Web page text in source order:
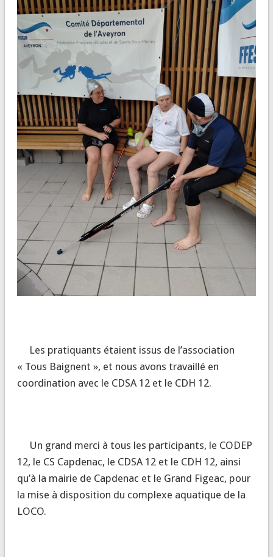
Les pratiquants étaient issus de l’association
« Tous Baignent », et nous avons travaillé en
coordination avec le CDSA 12 et le CDH 12.
Un grand merci à tous les participants, le CODEP
12, le CS Capdenac, le CDSA 12 et le CDH 12, ainsi
qu’à la mairie de Capdenac et le Grand Figeac, pour
la mise à disposition du complexe aquatique de la
LOCO.